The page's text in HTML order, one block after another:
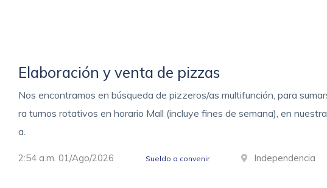
Elaboración y venta de pizzas
Nos encontramos en búsqueda de pizzeros/as multifunción, para
ra turnos rotativos en horario Mall (incluye fines de semana), en
a.
2:54 a.m. 01/Ago/2026 Sueldo a convenir Independencia